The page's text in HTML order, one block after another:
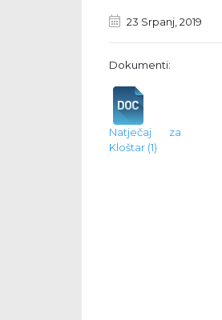
23 Srpanj, 2019
Dokumenti:
Natječaj za
Kloštar (1)